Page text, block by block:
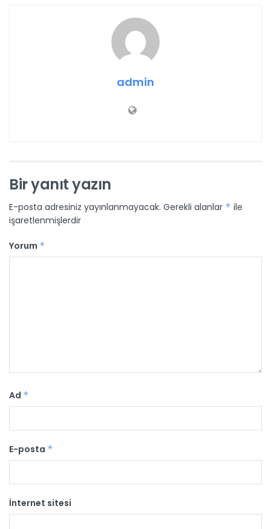
admin
Bir yanıt yazın
E-posta adresiniz yayınlanmayacak. Gerekli alanlar * ile
işaretlenmişlerdir
Yorum *
Ad *
E-posta *
İnternet sitesi